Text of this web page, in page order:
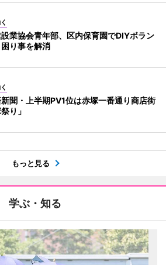
業協会青年部、区内保育園でDIYボラン
り事を解消
聞・上半期PV1位は赤塚一番通り商店街
り」
もっと見る
学ぶ・知る